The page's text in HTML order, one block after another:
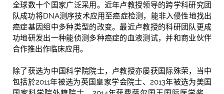
全球数十个国家广泛采用。近年卢教授领导的跨学科研究团
队成功将DNA测序技术应用至癌症检测，能非入侵性地找出
癌症基因组中多种类型的改变。最近卢教授的科研团队更成
功地研发出一种能侦测多种癌症的血液测试，并和商业伙伴
合作推出作临床应用。
除了获选为中国科学院院士，卢教授亦屡获国际殊荣，当中
包括於2011年被选为英国皇家学会院士、2013年被选为美国